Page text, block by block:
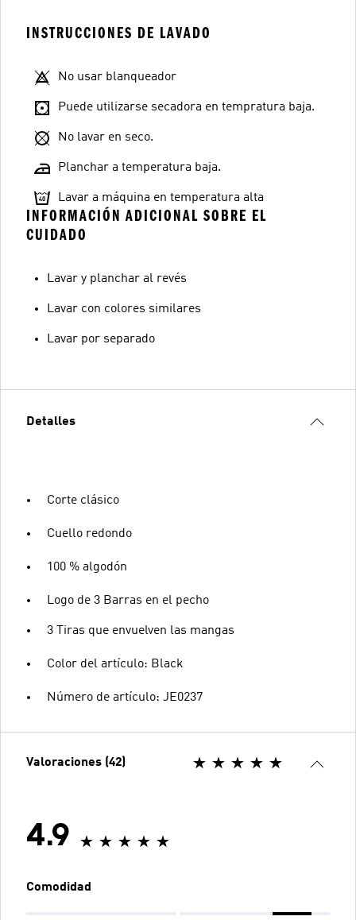
INSTRUCCIONES DE LAVADO
No usar blanqueador
Puede utilizarse secadora en tempratura baja.
No lavar en seco.
Planchar a temperatura baja.
Lavar a máquina en temperatura alta
INFORMACIÓN ADICIONAL SOBRE EL
CUIDADO
Lavar y planchar al revés
Lavar con colores similares
Lavar por separado
Detalles
Corte clásico
Cuello redondo
100 % algodón
Logo de 3 Barras en el pecho
3 Tiras que envuelven las mangas
Color del artículo: Black
Número de artículo: JE0237
Valoraciones (42)
4.9
Comodidad